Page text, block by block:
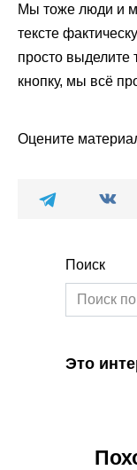
Мы тоже люди и
тексте
просто выделите
кнопку, мы всё
Оцените
Поиск
Это